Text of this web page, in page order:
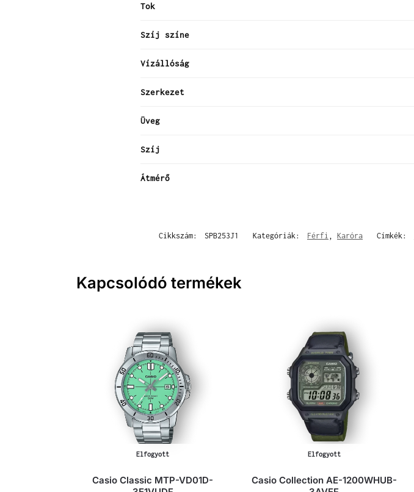
Tok
Szíj színe
Vízállóság
Szerkezet
Üveg
Szíj
Átmérő
Cikkszám: SPB253J1 Kategóriák: Férfi , Karóra Címkék:
Kapcsolódó termékek
Elfogyott
Casio Classic MTP-VD01D-
Elfogyott
Casio Collection AE-1200WHUB-